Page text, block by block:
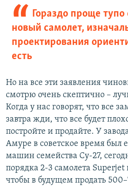
Гораздо проще тупо
новый самолет,
проектирования
есть
Но на все эти заявления
смотрю очень скептично –
Когда у нас говорят, что все
завтра жди, что все будет
постройте и продайте. У
Амуре в советское время был
машин семейства Су-27,
порядка 2-3 самолета Superjet
чтобы в будущем продать